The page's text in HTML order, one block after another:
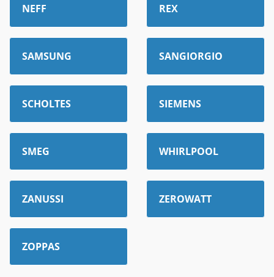
NEFF REX
SAMSUNG SANGIORGIO
SCHOLTES SIEMENS
SMEG WHIRLPOOL
ZANUSSI ZEROWATT
ZOPPAS